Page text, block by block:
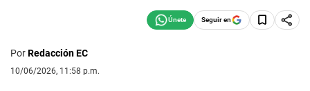
Seguir en
PorRedacción EC
10/06/2026, 11:58 p.m.